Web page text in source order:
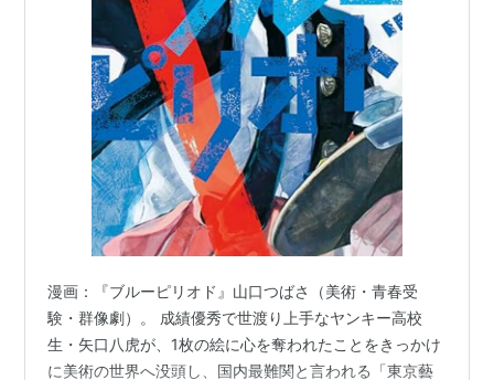
漫画：『ブルーピリオド』山口つばさ（美術・青春受
験・群像劇）。 成績優秀で世渡り上手なヤンキー高校
生・矢口八虎が、1枚の絵に心を奪われたことをきっかけ
に美術の世界へ没頭し、国内最難関と言われる「東京藝